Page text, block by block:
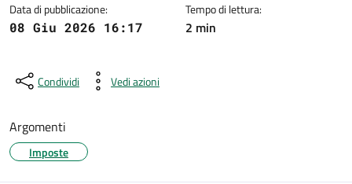
Data di pubblicazione:
08 Giu 2026 16:17
Tempo di lettura:
2 min
Condividi Vedi azioni
Argomenti
Imposte